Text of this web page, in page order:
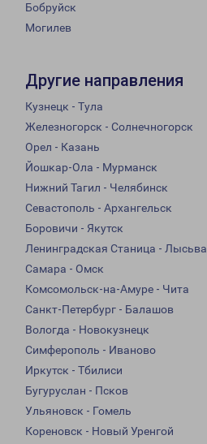
Бобруйск
Могилев
Другие направления
Кузнецк - Тула
Железногорск - Солнечногорск
Орел - Казань
Йошкар-Ола - Мурманск
Нижний Тагил - Челябинск
Севастополь - Архангельск
Боровичи - Якутск
Ленинградская Станица - Лысьва
Самара - Омск
Комсомольск-на-Амуре - Чита
Санкт-Петербург - Балашов
Вологда - Новокузнецк
Симферополь - Иваново
Иркутск - Тбилиси
Бугуруслан - Псков
Ульяновск - Гомель
Кореновск - Новый Уренгой